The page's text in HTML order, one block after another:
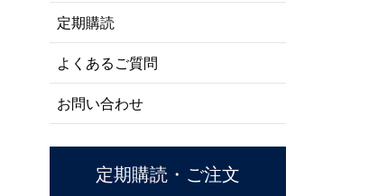
定期購読
よくあるご質問
お問い合わせ
定期購読・ご注文